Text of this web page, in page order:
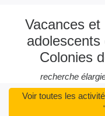
Vacances
Colonies
recherche
Voir toutes les